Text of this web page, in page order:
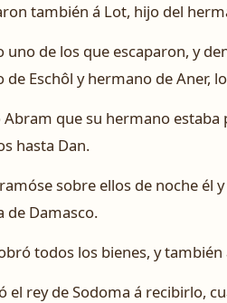
también á Lot, hijo del
uno de los que escaparon, y
de Eschôl y hermano de Aner,
Abram que su hermano
hasta Dan.
sobre ellos de noche él
de Damasco.
todos los bienes, y
el rey de Sodoma á recibirlo,